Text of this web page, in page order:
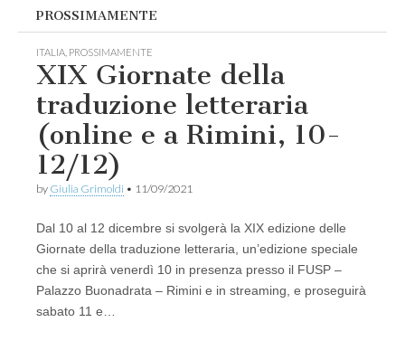
PROSSIMAMENTE
ITALIA PROSSIMAMENTE
XIX Giornate della
traduzione letteraria
(online e a Rimini, 10-
12/12)
by Giulia Grimoldi • 11/09/2021
Dal 10 al 12 dicembre si svolgerà la XIX edizione delle
Giornate della traduzione letteraria, un’edizione speciale
che si aprirà venerdì 10 in presenza presso il FUSP –
Palazzo Buonadrata – Rimini e in streaming, e proseguirà
sabato 11 e…